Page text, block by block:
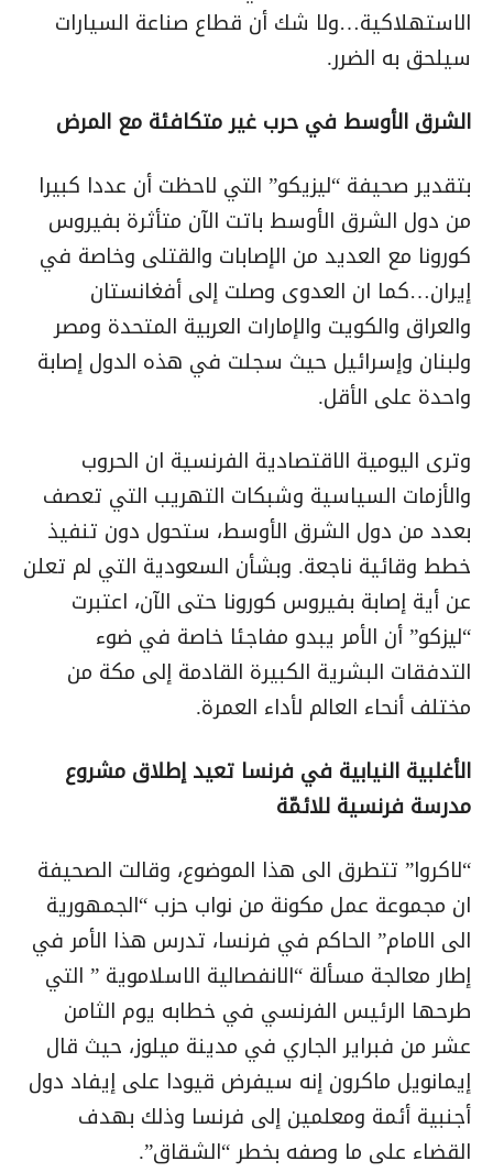
الاستهلاكية…ولا شك أن قطاع صناعة السيارات
سيلحق به الضرر.
الشرق الأوسط في حرب غير متكافئة مع المرض
بتقدير صحيفة “ليزيكو” التي لاحظت أن عددا كبيرا
من دول الشرق الأوسط باتت الآن متأثرة بفيروس
كورونا مع العديد من الإصابات والقتلى وخاصة في
إيران…كما ان العدوى وصلت إلى أفغانستان
والعراق والكويت والإمارات العربية المتحدة ومصر
ولبنان وإسرائيل حيث سجلت في هذه الدول إصابة
واحدة على الأقل.
وترى اليومية الاقتصادية الفرنسية ان الحروب
والأزمات السياسية وشبكات التهريب التي تعصف
بعدد من دول الشرق الأوسط، ستحول دون تنفيذ
خطط وقائية ناجعة. وبشأن السعودية التي لم تعلن
عن أية إصابة بفيروس كورونا حتى الآن، اعتبرت
“ليزكو” أن الأمر يبدو مفاجئا خاصة في ضوء
التدفقات البشرية الكبيرة القادمة إلى مكة من
مختلف أنحاء العالم لأداء العمرة.
الأغلبية النيابية في فرنسا تعيد إطلاق مشروع
مدرسة فرنسية للائمّة
“لاكروا” تتطرق الى هذا الموضوع، وقالت الصحيفة
ان مجموعة عمل مكونة من نواب حزب “الجمهورية
الى الامام” الحاكم في فرنسا، تدرس هذا الأمر في
إطار معالجة مسألة “الانفصالية الاسلاموية ” التي
طرحها الرئيس الفرنسي في خطابه يوم الثامن
عشر من فبراير الجاري في مدينة ميلوز، حيث قال
إيمانويل ماكرون إنه سيفرض قيودا على إيفاد دول
أجنبية أئمة ومعلمين إلى فرنسا وذلك بهدف
القضاء على ما وصفه بخطر “الشقاق”.